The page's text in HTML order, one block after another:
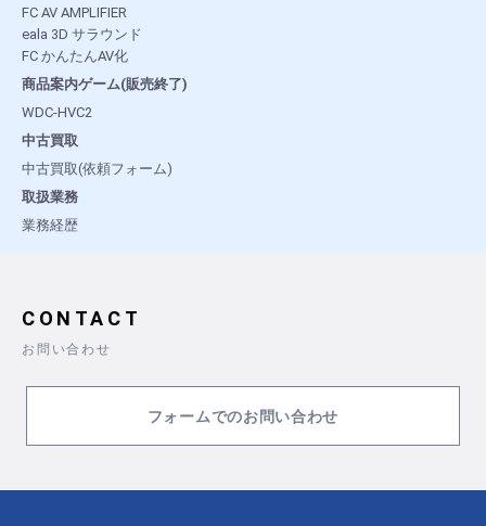
FC AV AMPLIFIER
eala 3D サラウンド
FC かんたんAV化
商品案内ゲーム(販売終了)
WDC-HVC2
中古買取
中古買取(依頼フォーム)
取扱業務
業務経歴
CONTACT
お問い合わせ
フォームでのお問い合わせ